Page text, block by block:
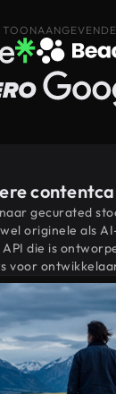
gecurated
originele als
die is
voor